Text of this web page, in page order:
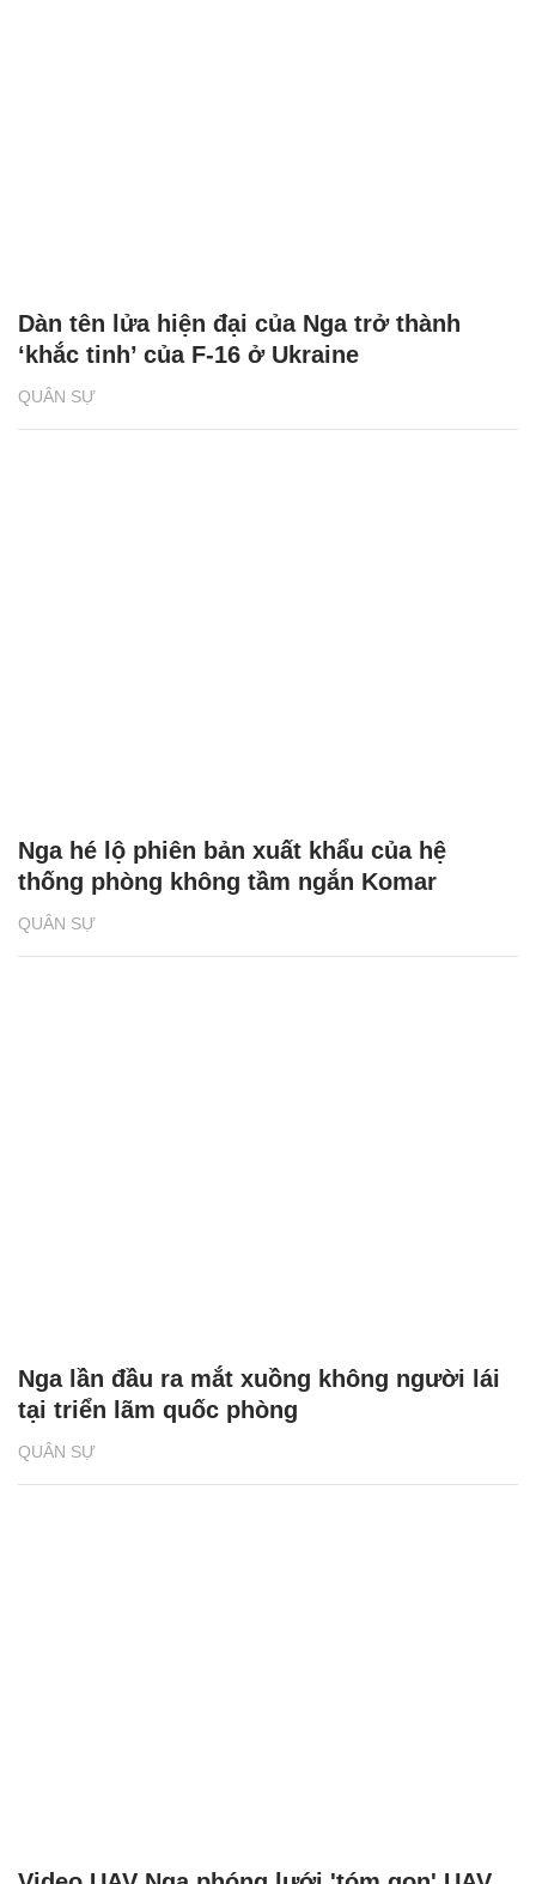
QUÂN SỰ
Dàn tên lửa hiện đại của Nga trở thành
‘khắc tinh’ của F-16 ở Ukraine
QUÂN SỰ
Nga hé lộ phiên bản xuất khẩu của hệ
thống phòng không tầm ngắn Komar
QUÂN SỰ
Nga lần đầu ra mắt xuồng không người lái
tại triển lãm quốc phòng